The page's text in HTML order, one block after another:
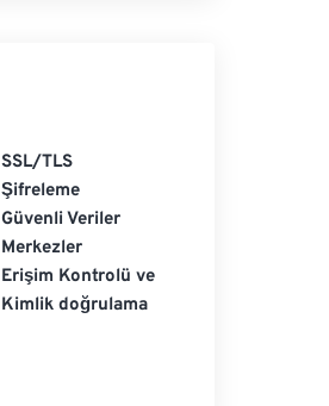
SSL/TLS
Şifreleme
Güvenli Veriler
Merkezler
Erişim Kontrolü ve
Kimlik doğrulama